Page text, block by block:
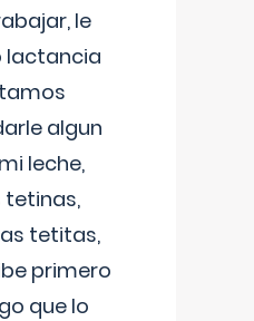
le
lactancia
algun
leche,
tetinas,
tetitas,
primero
que lo